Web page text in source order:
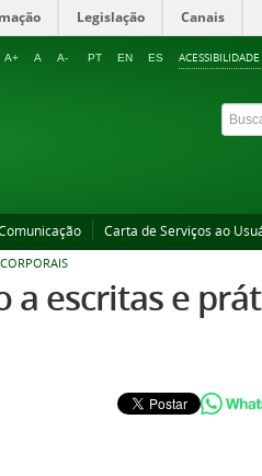
Legislação Canais
ACESSIBILIDADE
A+ A A- PT EN ES
Carta de Serviços ao
a escritas e